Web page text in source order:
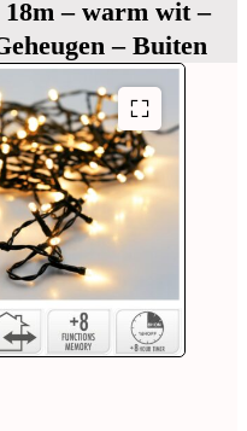
– warm wit –
– Buiten